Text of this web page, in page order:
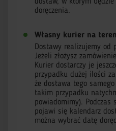
doręczenia.
Własny kurier na
Dostawy realizujemy od
Jeżeli złożysz
Kurier dostarczy je
przypadku dużej ilości
że dostawa tego
takim przypadku
powiadomimy). Podczas
pojawi się kalendarz
można wybrać datę